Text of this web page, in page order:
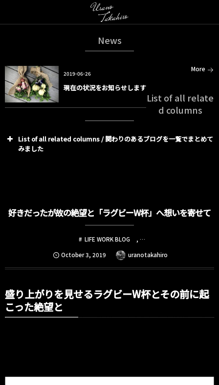
News
2019-06-26
現在の状況をお知らせします
More
List of all relate
d columns
List of all related columns / 関わりのあるブログを一覧でまとめて
みました
好きだったが故の絶望と「ラグビーW杯」へ想いを寄せて
LIFE WORK BLOG
, …
October 3, 2019 uranotakahiro
盛り上がりを見せるラグビーW杯とその前に起
こった絶望と